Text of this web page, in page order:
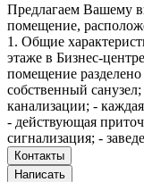
Предлагаем Вашему
помещение,
1. Общие
этаже в Бизнес-
помещение
собственный
канализации; -
- действующая
сигнализация; -
Контакты
Написать